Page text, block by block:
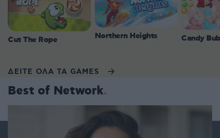
Cut The Rope Northern Heights Candy
ΔΕΙΤΕ ΟΛΑ ΤΑ GAMES
Best of Network